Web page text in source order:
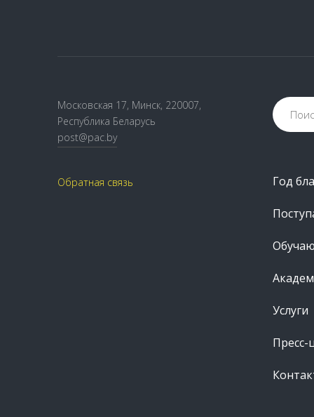
Московская 17, Минск, 220007,
Республика Беларусь
post@pac.by
Обратная связь Год
Услуги
Пресс-